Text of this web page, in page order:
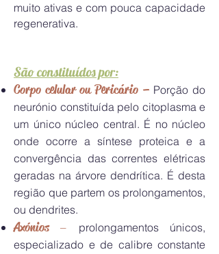
muito ativas e com pouca capacidade
regenerativa.
São constituídos por:
Corpo celular ou Pericário – Porção do
neurónio constituída pelo citoplasma e
um único núcleo central. É no núcleo
onde ocorre a síntese proteica e a
convergência das correntes elétricas
geradas na árvore dendrítica. É desta
região que partem os prolongamentos,
ou dendrites.
Axónios– prolongamentos únicos,
especializado e de calibre constante